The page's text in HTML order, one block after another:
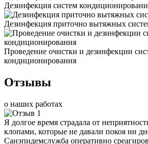
Дезинфекция систем
Дезинфекция приточно вытяжных
Проведение очистки и дезинфекции
кондиционирования
Отзывы
о наших работах
Я долгое время страдала от
клопами, которые не давали покоя ни
Санэпидемслужба оперативно